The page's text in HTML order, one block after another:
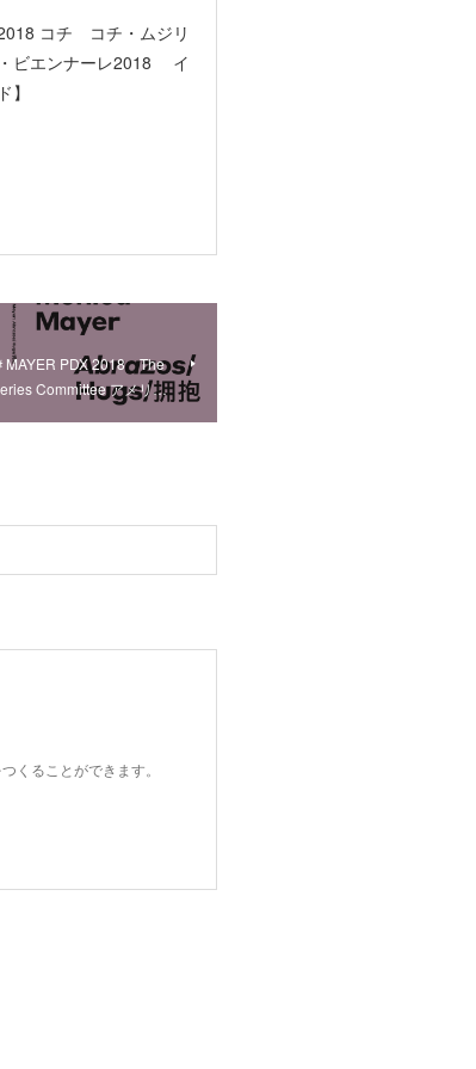
2018 コチ コチ・ムジリ
ビエンナーレ2018 イ
】
MAYER PDX 2018 The
Committee アメリ…
くることができます。